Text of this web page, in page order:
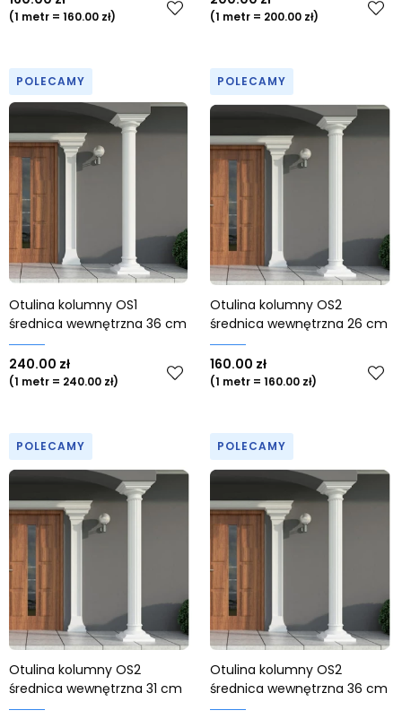
(1 metr = 160.00 zł) (1 metr = 200.00 zł)
POLECAMY
Otulina kolumny OS1
średnica wewnętrzna 36 cm
240.00 zł
(1 metr = 240.00 zł)
POLECAMY
Otulina kolumny OS2
średnica wewnętrzna 26 cm
160.00 zł
(1 metr = 160.00 zł)
POLECAMY
Otulina kolumny OS2
średnica wewnętrzna 31 cm
POLECAMY
Otulina kolumny OS2
średnica wewnętrzna 36 cm